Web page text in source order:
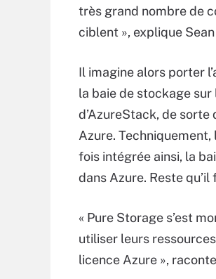
très grand nombre de
ciblent », explique
Il imagine alors porter
la baie de stockage sur
d’AzureStack, de
Azure. Techniquement,
fois intégrée ainsi, la
dans Azure. Reste
« Pure Storage s’est
utiliser leurs
licence Azure »,